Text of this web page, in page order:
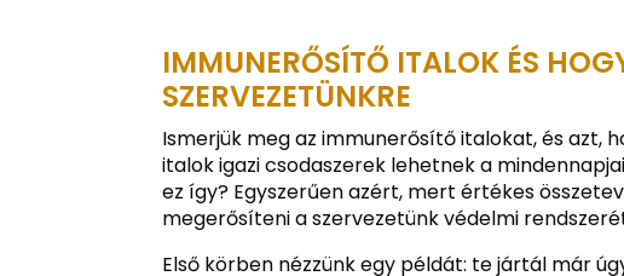
IMMUNERŐSÍTŐ ITALOK ÉS
SZERVEZETÜNKRE
Ismerjük meg az immunerősítő italokat, és azt,
italok igazi csodaszerek lehetnek a
ez így? Egyszerűen azért, mert értékes
megerősíteni a szervezetünk védelmi
Első körben nézzünk egy példát: te jártál már